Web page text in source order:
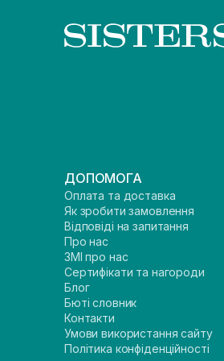
ДОПОМОГА
Оплата та доставка
Як зробити замовлення
Відповіді на запитання
Про нас
ЗМІ про нас
Сертифікати та нагороди
Блог
Бюті словник
Контакти
Умови використання сайту
Політика конфіденційності